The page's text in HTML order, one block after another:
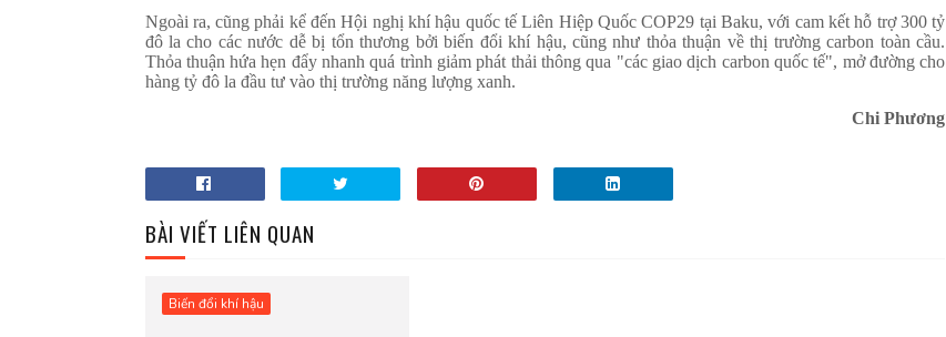
Ngoài ra, cũng phải kể đến Hội nghị khí hậu quốc tế Liên Hiệp Quốc COP29 tại Baku, với cam kết hỗ trợ 300 tỷ
đô la cho các nước dễ bị tổn thương bởi biến đổi khí hậu, cũng như thỏa thuận về thị trường carbon toàn cầu.
Thỏa thuận hứa hẹn đẩy nhanh quá trình giảm phát thải thông qua "các giao dịch carbon quốc tế", mở đường cho
hàng tỷ đô la đầu tư vào thị trường năng lượng xanh.
Chi Phương
BÀI VIẾT LIÊN QUAN
Biến đổi khí hậu